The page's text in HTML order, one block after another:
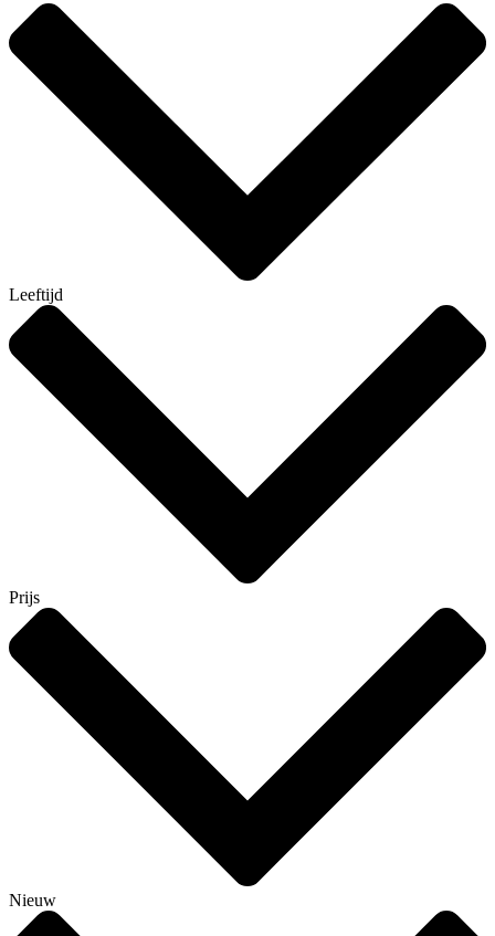
Leeftijd
Prijs
Nieuw